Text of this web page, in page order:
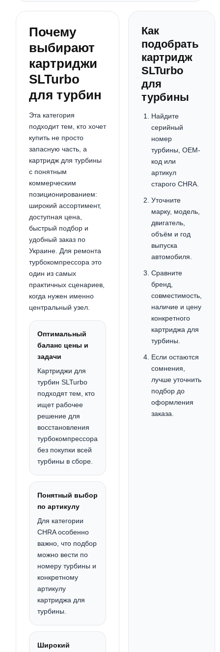
Почему
выбирают
картриджи
SLTurbo
для турбин
Эта категория
подходит тем, кто хочет
купить не просто
запасную часть, а
картридж для турбины
с понятным
коммерческим
позиционированием:
широкий ассортимент,
доступная цена,
быстрый подбор и
удобный заказ по
Украине. Для ремонта
турбокомпрессора это
один из самых
практичных сценариев,
когда нужен именно
центральный узел.
Оптимальный
баланс цены и
задачи
Картриджи для
турбин SLTurbo
подходят тем, кто
ищет рабочее
решение для
восстановления
турбокомпрессора
без покупки всей
турбины в сборе.
Понятный выбор
по артикулу
Для категории
CHRA особенно
важно, что подбор
можно вести по
номеру турбины и
конкретному
артикулу
картриджа для
турбины.
Широкий
Как
подобрать
картридж
SLTurbo
для
турбины
Найдите
серийный
номер
турбины, OEM-
код или
артикул
старого CHRA.
Уточните
марку, модель,
двигатель,
объём и год
выпуска
автомобиля.
Сравните
бренд,
совместимость,
наличие и цену
конкретного
картриджа для
турбины.
Если остаются
сомнения,
лучше уточнить
подбор до
оформления
заказа.